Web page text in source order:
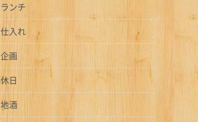
ランチ
仕入れ
企画
休日
地酒